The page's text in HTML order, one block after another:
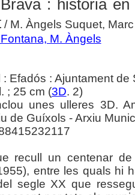
: història
/ M. Àngels Suquet,
M. Àngels
: Efadós : Ajuntament
; 25 cm (3D. 2)
unes ulleres 3D.
de Guíxols - Arxiu
recull un centenar
entre les quals hi
segle XX que